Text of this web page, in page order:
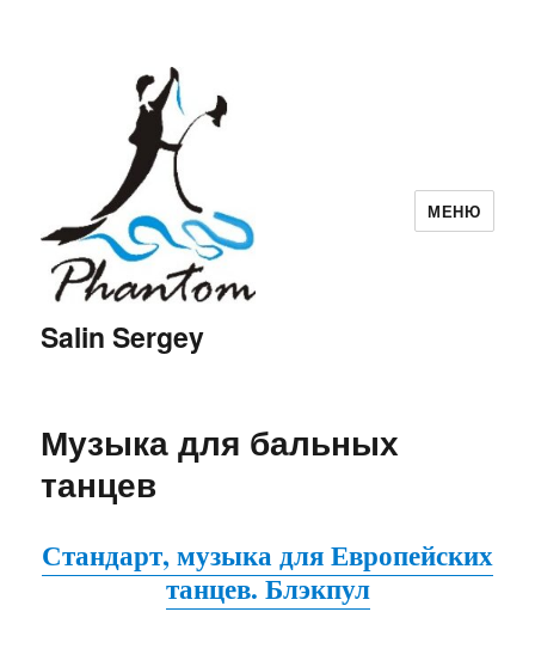
Salin Sergey
МЕНЮ
Музыка для бальных
танцев
Стандарт, музыка для Европейских
танцев. Блэкпул